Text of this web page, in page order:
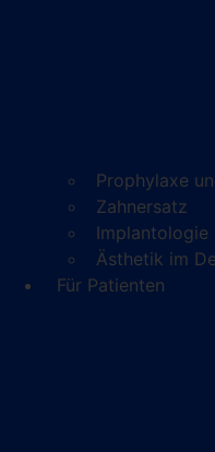
Prophylaxe
Zahnersatz
Implantologie
Ästhetik im
Für Patienten